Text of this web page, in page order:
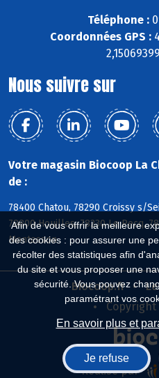
Afin de vous offrir la meilleure
des cookies : pour assurer une
récolter des statistiques afin
du site et vous proposer une
sécurité. Vous pouvez
paramétrant vos
En savoir plus et
Je refuse
Téléphone :
Coordonnées GPS :
Nous suivre sur
Votre magasin Biocoop La
de :
78400 Chatou, 78290 Croissy s/
78800 Houilles, 78230 Le Pecq,
Montesson
Biocoop.fr
Copyright
Réalisé par